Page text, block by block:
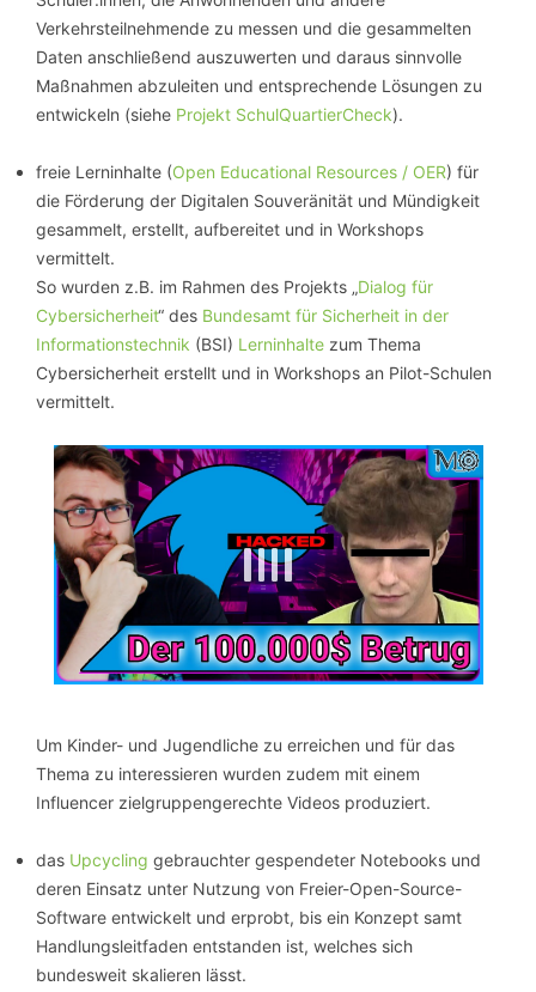
Verkehrsteilnehmende zu messen und die gesammelten
Daten anschließend auszuwerten und daraus sinnvolle
Maßnahmen abzuleiten und entsprechende Lösungen zu
entwickeln (siehe Projekt SchulQuartierCheck).
freie Lerninhalte (Open Educational Resources / OER) für
die Förderung der Digitalen Souveränität und Mündigkeit
gesammelt, erstellt, aufbereitet und in Workshops
vermittelt.
So wurden z.B. im Rahmen des Projekts „Dialog für
Cybersicherheit“ des Bundesamt für Sicherheit in der
Informationstechnik (BSI) Lerninhalte zum Thema
Cybersicherheit erstellt und in Workshops an Pilot-Schulen
vermittelt.
Um Kinder- und Jugendliche zu erreichen und für das
Thema zu interessieren wurden zudem mit einem
Influencer zielgruppengerechte Videos produziert.
das Upcycling gebrauchter gespendeter Notebooks und
deren Einsatz unter Nutzung von Freier-Open-Source-
Software entwickelt und erprobt, bis ein Konzept samt
Handlungsleitfaden entstanden ist, welches sich
bundesweit skalieren lässt.